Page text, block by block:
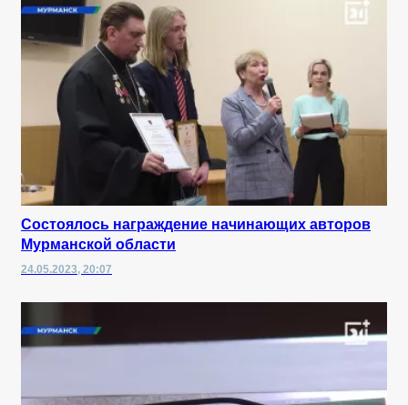
Состоялось награждение начинающих авторов
Мурманской области
24.05.2023, 20:07